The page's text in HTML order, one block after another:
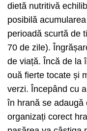
dietă nutritivă
posibilă
perioadă scurtă de
70 de zile).
de viață. Încă de la
ouă fierte tocate și
verzi. Începând cu
în hrană se adaugă
organizați corect